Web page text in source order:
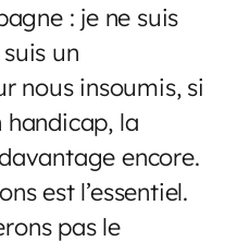
: je ne suis
un
nous insoumis, si
handicap, la
encore.
est l’essentiel.
pas le